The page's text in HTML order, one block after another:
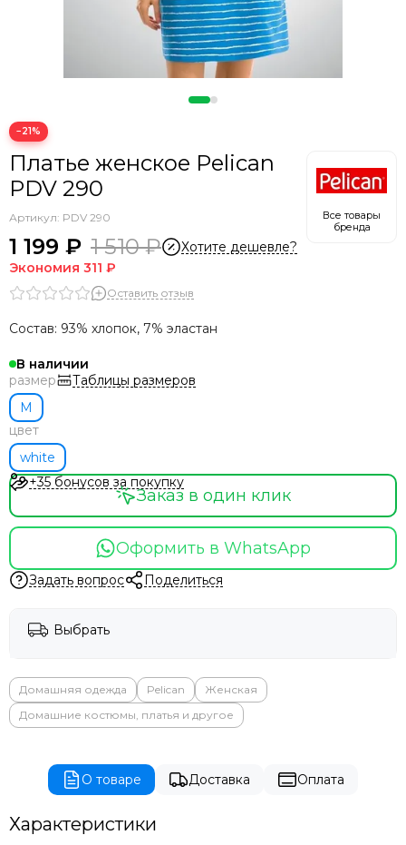
−21%
Платье женское Pelican
PDV 290
Артикул: PDV 290
1 199 ₽ 1 510 ₽
Экономия 311 ₽
Хотите дешевле?
Все товары
бренда
Оставить отзыв
Состав: 93% хлопок, 7% эластан
В наличии
размер
Таблицы размеров
M
цвет
white
+35 бонусов за покупку
Оформить в WhatsApp
Заказ в один клик
Задать вопрос Поделиться
Выбрать
Домашняя одежда Pelican
Женская
Домашние костюмы, платья и другое
О товаре Доставка Оплата
Характеристики